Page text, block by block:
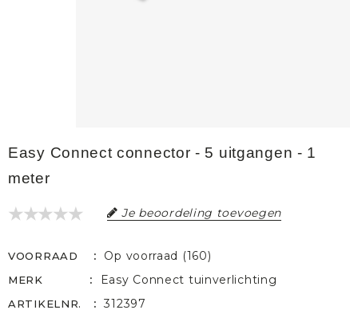
Easy Connect connector - 5 uitgangen - 1
meter
Je beoordeling toevoegen
VOORRAAD Op voorraad (160)
MERK Easy Connect tuinverlichting
ARTIKELNR. 312397